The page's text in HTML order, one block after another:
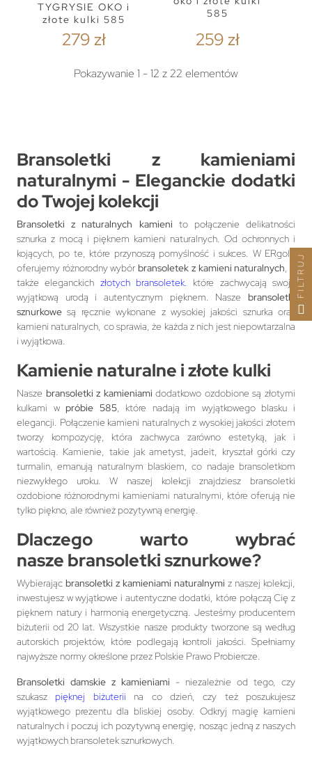
TYGRYSIE OKO i
złote kulki 585
279 zł
585
259 zł
Pokazywanie 1 - 12 z 22 elementów
Bransoletki z kamieniami
naturalnymi - Eleganckie dodatki
do Twojej kolekcji
Bransoletki z naturalnych kamieni to połączenie delikatności
sznurka z mocą i pięknem kamieni naturalnych. Od ochronnych i
kojących, po te, które przynoszą pomyślność i sukces. W ERgold
oferujemy różnorodny wybórbransoletek z kamieni naturalnych, a
także eleganckich złotych bransoletek. które zachwycają swoją
wyjątkową urodą i autentycznym pięknem. Nasze bransoletki
sznurkowe są ręcznie wykonane z wysokiej jakości sznurka oraz
kamieni naturalnych, co sprawia, że każda z nich jest niepowtarzalna
i wyjątkowa.
Kamienie naturalne i złote kulki
Nasze bransoletki z kamieniami dodatkowo ozdobione są złotymi
kulkami wpróbie 585, które nadają im wyjątkowego blasku i
elegancji. Połączenie kamieni naturalnych z wysokiej jakości złotem
tworzy kompozycję, która zachwyca zarówno estetyką, jak i
wartością. Kamienie, takie jak ametyst, jadeit, kryształ górki czy
turmalin, emanują naturalnym blaskiem, co nadaje bransoletkom
niezwykłego uroku. W naszej kolekcji znajdziesz bransoletki
ozdobione różnorodnymi kamieniami naturalnymi, które oferują nie
tylko piękno, ale również pozytywną energię.
Dlaczego warto wybrać
nasze bransoletki sznurkowe?
Wybierając bransoletki z kamieniami naturalnymi z naszej kolekcji,
inwestujesz w wyjątkowe i autentyczne dodatki, które połączą Cię z
pięknem natury i harmonią energetyczną. Jesteśmy producentem
biżuterii od 20 lat. Wszystkie nasze produkty tworzone są według
autorskich projektów, które podlegają kontroli jakości. Spełniamy
najwyższe normy określone przez Polskie Prawo Probiercze.
Bransoletki damskie z kamieniami - niezależnie od tego, czy
szukasz pięknej biżuterii na co dzień, czy też poszukujesz
wyjątkowego prezentu dla bliskiej osoby. Odkryj magię kamieni
naturalnych i poczuj ich pozytywną energię, nosząc jedną z naszych
wyjątkowych bransoletek sznurkowych.
FILTRUJ